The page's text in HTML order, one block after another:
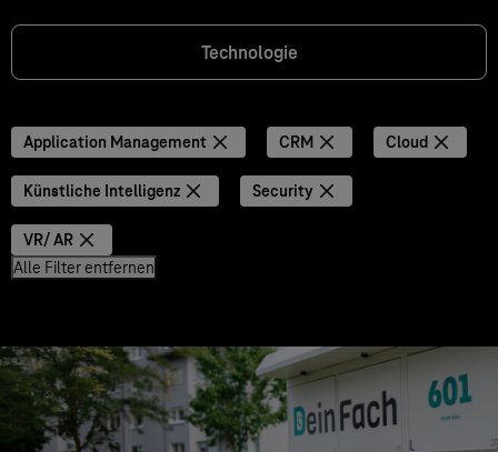
Technologie
Application Management CRM Cloud
Künstliche Intelligenz Security
VR/ AR
Alle Filter entfernen